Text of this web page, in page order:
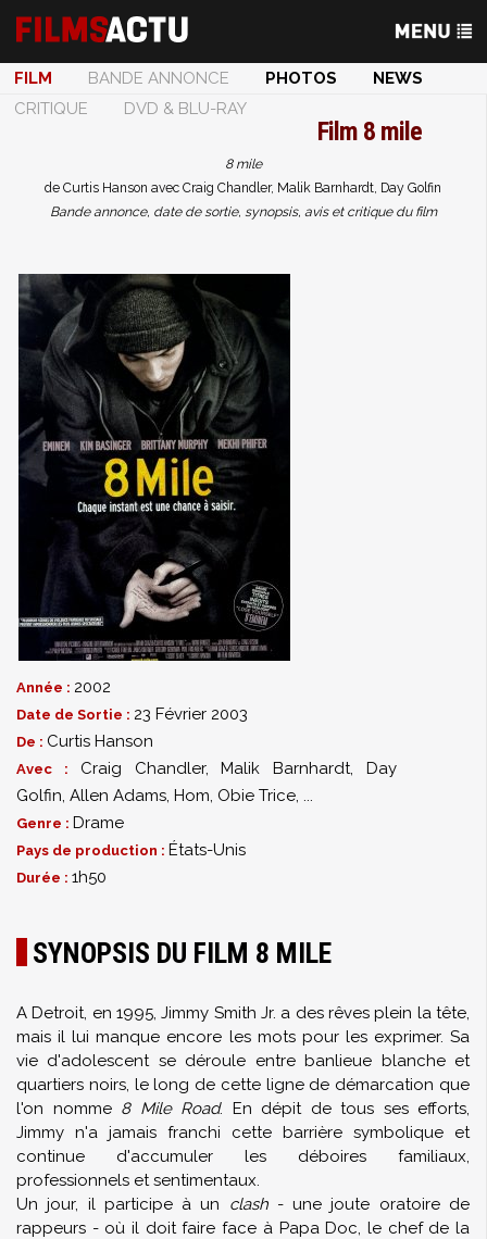
FILM BANDE ANNONCE PHOTOS
NEWS
CRITIQUE
DVD & BLU-RAY
Film 8 mile
8 mile
de Curtis Hanson avec Craig Chandler, Malik Barnhardt, Day Golfin
Bande annonce, date de sortie, synopsis, avis et critique du film
Année : 2002
Date de Sortie : 23 Février 2003
De : Curtis Hanson
Avec : Craig Chandler,Malik Barnhardt,Day
Golfin, Allen Adams, Hom, Obie Trice, ...
Genre : Drame
Pays de production : États-Unis
Durée : 1h50
SYNOPSIS DU FILM 8 MILE
A Detroit, en 1995, Jimmy Smith Jr. a des rêves plein la tête,
mais il lui manque encore les mots pour les exprimer. Sa
vie d'adolescent se déroule entre banlieue blanche et
quartiers noirs, le long de cette ligne de démarcation que
l'on nomme 8 Mile Road. En dépit de tous ses efforts,
Jimmy n'a jamais franchi cette barrière symbolique et
continue d'accumuler les déboires familiaux,
professionnels et sentimentaux.
Un jour, il participe à un clash- une joute oratoire de
rappeurs - où il doit faire face à Papa Doc, le chef de la